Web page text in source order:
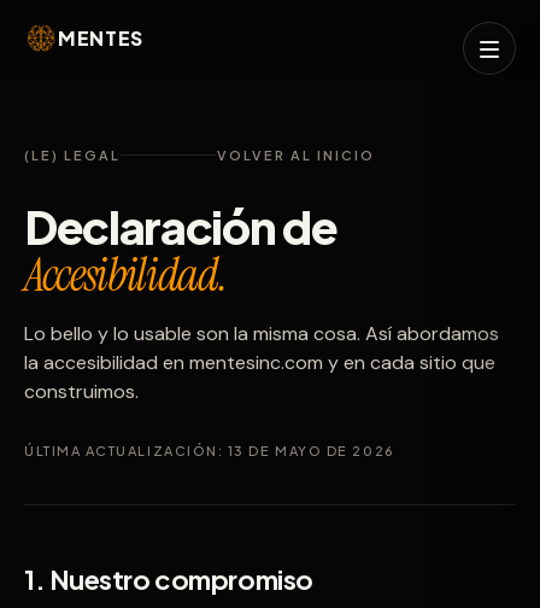
MENTES
(LE) LEGAL VOLVER AL INICIO
Declaración de
Accesibilidad.
Lo bello y lo usable son la misma cosa. Así abordamos
la accesibilidad en mentesinc.com y en cada sitio que
construimos.
ÚLTIMA ACTUALIZACIÓN: 13 DE MAYO DE 2026
1. Nuestro compromiso